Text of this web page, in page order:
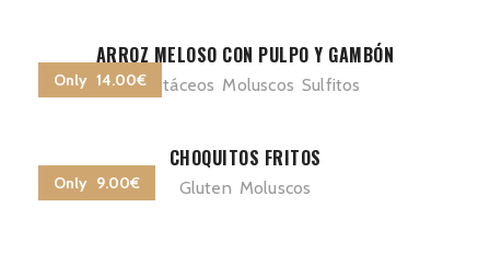
Only 14.00€
ARROZ MELOSO CON PULPO Y GAMBÓN
Crustáceos Moluscos Sulfitos
Only 9.00€
CHOQUITOS FRITOS
Gluten Moluscos